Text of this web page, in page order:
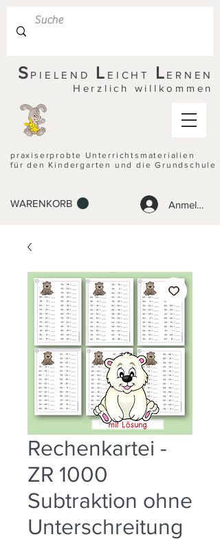
S PIELEND L EICHT L ERNEN
Herzlich willkommen
praxiserprobte Unterrichtsmaterialien
für den Kindergarten und die Grundschule
WARENKORB Anmelden
Rechenkartei -
ZR 1000
Subtraktion ohne
Unterschreitung